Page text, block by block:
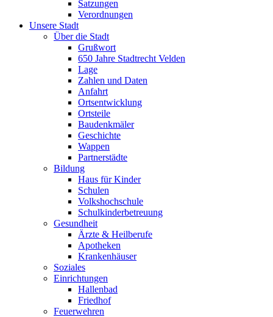
Satzungen
Verordnungen
Unsere Stadt
Über die Stadt
Grußwort
650 Jahre Stadtrecht Velden
Lage
Zahlen und Daten
Anfahrt
Ortsentwicklung
Ortsteile
Baudenkmäler
Geschichte
Wappen
Partnerstädte
Bildung
Haus für Kinder
Schulen
Volkshochschule
Schulkinderbetreuung
Gesundheit
Ärzte & Heilberufe
Apotheken
Krankenhäuser
Soziales
Einrichtungen
Hallenbad
Friedhof
Feuerwehren